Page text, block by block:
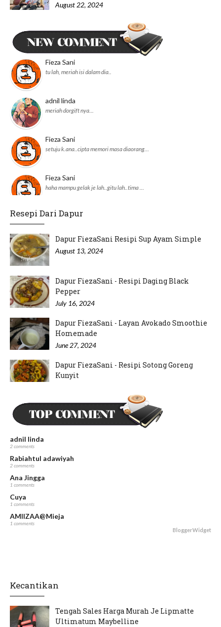
August 22, 2024
Minum Petang di Nyonya Cendol IOI
Puchong
Fieza Sani
tu lah, meriah isi dalam dia..
adnil linda
meriah dorgift nya...
Fieza Sani
setuju k.ana..cipta memori masa diaorang…
Fieza Sani
haha mampu gelak je lah..gitu lah..tima …
adnil linda
Resepi Dari Dapur
Dapur FiezaSani Resipi Sup Ayam Simple
August 13, 2024
Dapur FiezaSani - Resipi Daging Black
Pepper
July 16, 2024
Dapur FiezaSani - Layan Avokado Smoothie
Homemade
June 27, 2024
Dapur FiezaSani - Resipi Sotong Goreng
Kunyit
Dapur FiezaSani - Resipi Hati Ayam Goreng
Kunyit
adnil linda
2 comments
Rabiahtul adawiyah
2 comments
Ana Jingga
1 comments
Cuya
1 comments
AMIIZAA@Mieja
1 comments
BloggerWidget
Kecantikan
Tengah Sales Harga Murah Je Lipmatte
Ultimatum Maybelline